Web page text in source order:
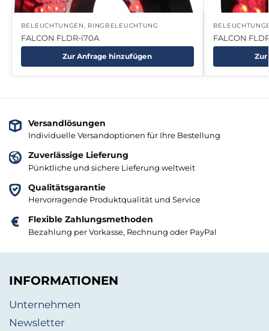
BELEUCHTUNGEN, RINGBELEUCHTUNG
FALCON FLDR-i70A
Zur Anfrage hinzufügen
FALCON
Versandlösungen
Individuelle Versandoptionen für Ihre Bestellung
Zuverlässige Lieferung
Pünktliche und sichere Lieferung weltweit
Qualitätsgarantie
Hervorragende Produktqualität und Service
Flexible Zahlungsmethoden
Bezahlung per Vorkasse, Rechnung oder PayPal
INFORMATIONEN
Unternehmen
Newsletter